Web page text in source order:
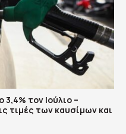
τον Ιούλιο –
τιμές των καυσίμων και